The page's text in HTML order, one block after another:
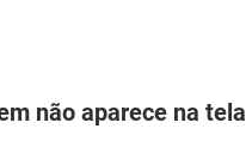
não aparece na tela